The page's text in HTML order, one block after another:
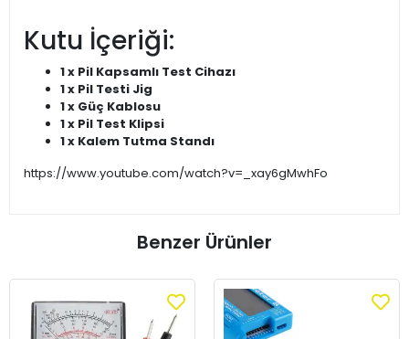
Kutu İçeriği:
1 x Pil Kapsamlı Test Cihazı
1 x Pil Testi Jig
1 x Güç Kablosu
1 x Pil Test Klipsi
1 x Kalem Tutma Standı
https://www.youtube.com/watch?v=_xay6gMwhFo
Benzer Ürünler